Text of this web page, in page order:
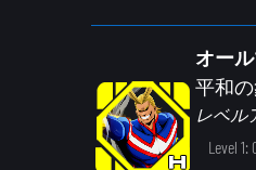
オー
平和
レベル
Level 1: